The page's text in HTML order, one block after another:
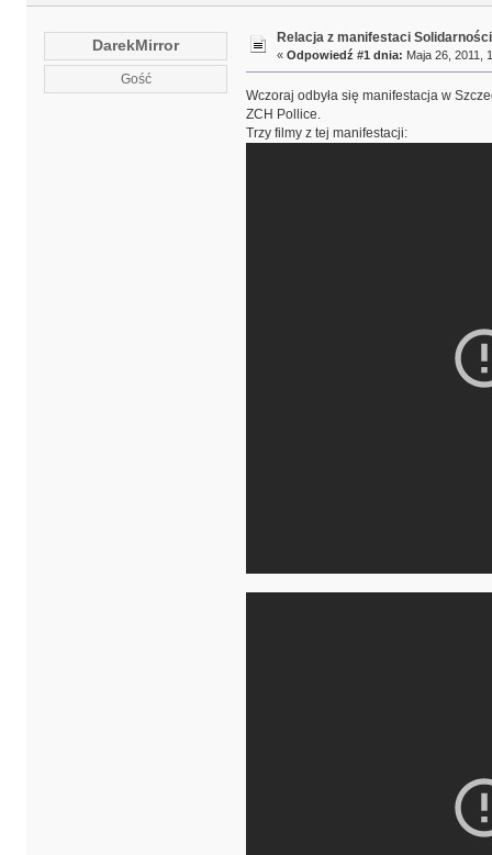
DarekMirror
Gość
Relacja z manifestaci
« Odpowiedź #1 dnia: Maja 26, 2011,
Wczoraj odbyła się manifestacja w
ZCH Pollice.
Trzy filmy z tej manifestacji: